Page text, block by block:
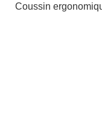
Coussin